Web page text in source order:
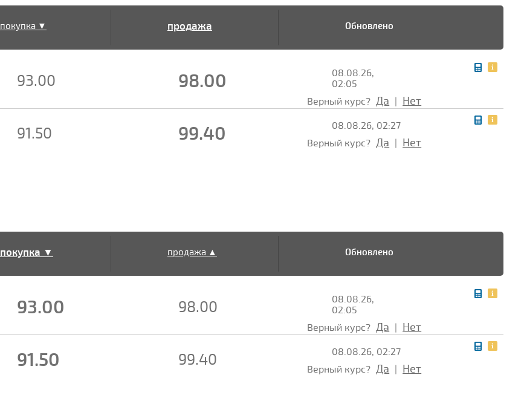
покупка ▼ продажа Обновлено
93.00 98.00
08.08.26,
02:05
Верный курс? Да Нет
91.50 99.40
08.08.26, 02:27
Верный курс? Да Нет
покупка ▼ продажа ▲ Обновлено
93.00 98.00
08.08.26,
02:05
Верный курс? Да Нет
91.50 99.40
08.08.26, 02:27
Верный курс? Да Нет